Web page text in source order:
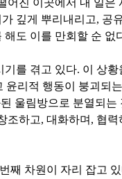
깊게 뿌리내리고,
도 이를 만회할 순
를 겪고 있다. 이 상
윤리적 행동이 붕괴되
울림방으로 분열되
조하고, 대화하며, 협
째 차원이 자리 잡고